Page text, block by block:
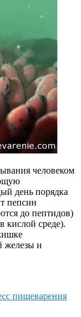
человеком
день порядка
пепсин
до пептидов)
кислой среде).
железы и
пищеварения